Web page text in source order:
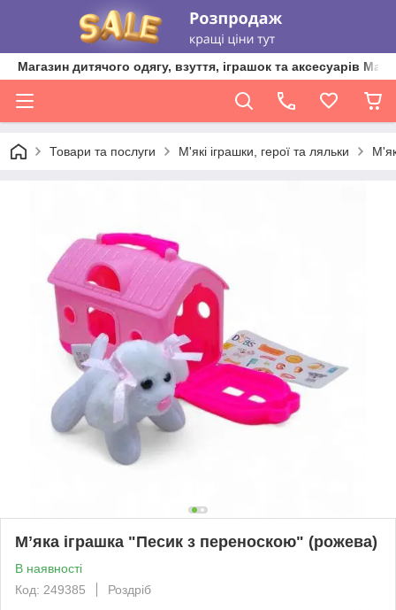
Магазин дитячого одягу, взуття, іграшок та аксесуарів
Товари та послуги М'які іграшки, герої та ляльки
Мʼяка іграшка "Песик з переноскою" (рожева)
В наявності
Код: 249385
Роздріб